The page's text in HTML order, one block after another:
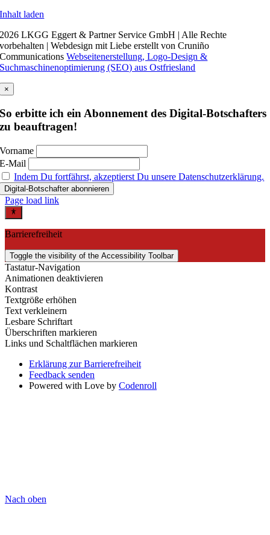
Inhalt laden
2026 LKGG Eggert & Partner Service GmbH | Alle Rechte
vorbehalten | Webdesign mit Liebe erstellt von Cruniño
CommunicationsWebseitenerstellung, Logo-Design &
Suchmaschinenoptimierung (SEO) aus Ostfriesland
×
So erbitte ich ein Abonnement des Digital-Botschafters
zu beauftragen!
Vorname
E-Mail
Indem Du fortfährst, akzeptierst Du unsere Datenschutzerklärung.
Page load link
Barrierefreiheit
Toggle the visibility of the Accessibility Toolbar
Tastatur-Navigation
Animationen deaktivieren
Kontrast
Textgröße erhöhen
Text verkleinern
Lesbare Schriftart
Überschriften markieren
Links und Schaltflächen markieren
Erklärung zur Barrierefreiheit
Feedback senden
Powered with Love by Codenroll
Nach oben